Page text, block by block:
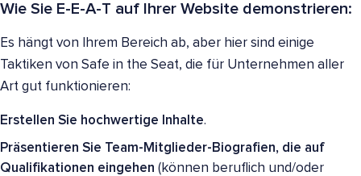
Wie Sie E-E-A-T auf Ihrer Website demonstrieren:
Es hängt von Ihrem Bereich ab, aber hier sind einige
Taktiken von Safe in the Seat, die für Unternehmen aller
Art gut funktionieren:
Erstellen Sie hochwertige Inhalte.
Präsentieren Sie Team-Mitglieder-Biografien, die auf
Qualifikationen eingehen (können beruflich und/oder